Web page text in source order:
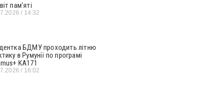
пам’яті
14:32
БДМУ проходить літню
в Румунії по програмі
KA171
16:02